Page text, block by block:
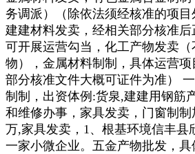
务调派）（除依法须经核准的项
建建材料发卖，经相关部分核准
可开展运营勾当，化工产物发卖
物），金属材料制制，具体运营
部分核准文件大概可证件为准）
制制，出资体例:货泉,建建用钢筋
和维修办事，家具发卖，门窗制制
万,家具发卖，1、根基环境信丰县
一家小微企业。五金产物批发，具